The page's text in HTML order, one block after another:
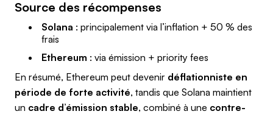
Source des récompenses
Solana : principalement via l’inflation + 50 % des
frais
Ethereum : via émission + priority fees
En résumé, Ethereum peut devenir déflationniste en
période de forte activité, tandis que Solana maintient
un cadre d’émission stable, combiné à une contre-